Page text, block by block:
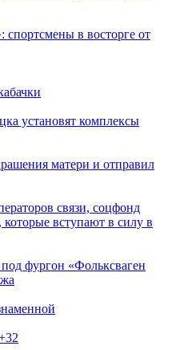
спортсмены в восторге от
установят комплексы
матери и отправил
связи, соцфонд
вступают в силу в
фургон «Фольксваген